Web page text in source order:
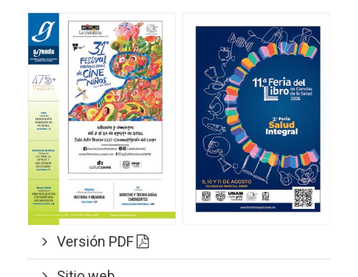
Versión PDF